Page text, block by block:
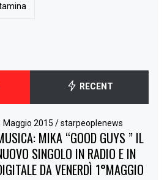
RECENT
Maggio 2015/ starpeoplenews
MIKA “GOOD GUYS ” IL
SINGOLO IN RADIO E IN
DA VENERDÌ 1°MAGGIO